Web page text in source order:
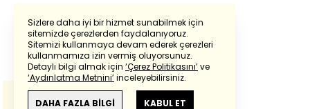
Sizlere daha iyi bir hizmet sunabilmek için
sitemizde çerezlerden faydalanıyoruz.
Sitemizi kullanmaya devam ederek çerezleri
kullanmamıza izin vermiş oluyorsunuz.
Detaylı bilgi almak için ‘Çerez Politikasını’ve
‘Aydınlatma Metnini’inceleyebilirsiniz.
DAHA FAZLA BİLGİ KABUL ET
Powered by Translate
Bu çevirideGoogle Transletekullanılmıştır.
Anlam ve çeviri hatalarından
haberturk.com